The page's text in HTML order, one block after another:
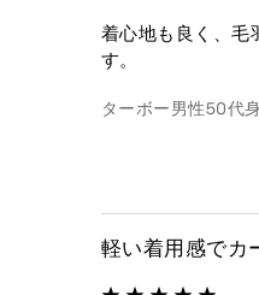
着心地も良く、毛
す。
ターボー男性50代
軽い着用感でカ